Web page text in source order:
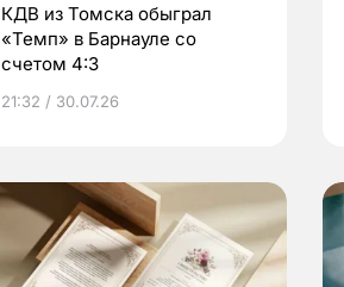
КДВ из Томска обыграл
«Темп» в Барнауле со
счетом 4:3
21:32 / 30.07.26